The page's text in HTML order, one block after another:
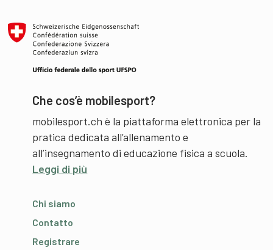
Che cos’è mobilesport?
mobilesport.ch è la piattaforma elettronica per la
pratica dedicata all’allenamento e
all’insegnamento di educazione fisica a scuola.
Leggi di più
Chi siamo
Contatto
Registrare